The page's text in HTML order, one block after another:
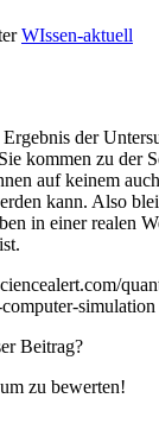
WIssen-aktuell
der
kommen zu der
auf keinem
kann. Also
in einer realen
simulation
Beitrag?
zu bewerten!